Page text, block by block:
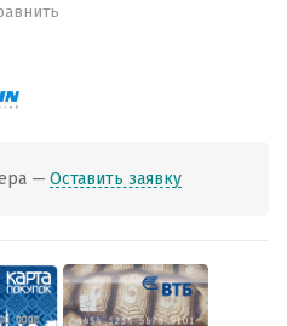
— Оставить заявку